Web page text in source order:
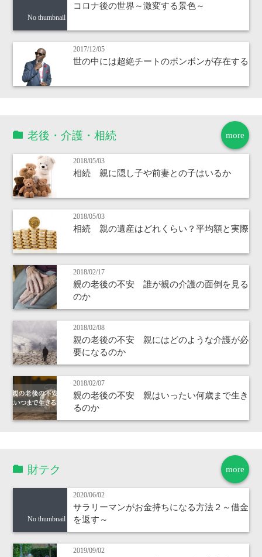
No thumbnail
コロナ後の世界～激変する景色～
2017/12/05
世の中には超絶チートのボンボンが存在する
more
老後・介護・相続
2018/05/03
相続 親に隠し子や前妻との子はいるか
2018/05/03
相続 親の遺産はどれくらい？平均額と実際
2018/02/17
親の老後の不安 誰が親の介護の面倒を見る
のか
2018/02/08
親の老後の不安 親にはどのような介護が必
要になるのか
2018/02/07
親の老後の不安 親はいったい何歳まで生き
るのか
more
財テク
No thumbnail
2020/06/02
サラリーマンがお金持ちになる方法２～借金
を返す～
2019/09/02